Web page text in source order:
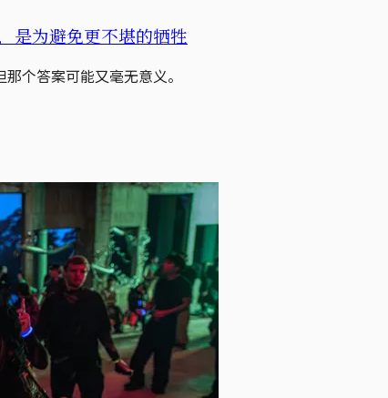
是为避免更不堪的牺牲
个答案可能又毫无意义。